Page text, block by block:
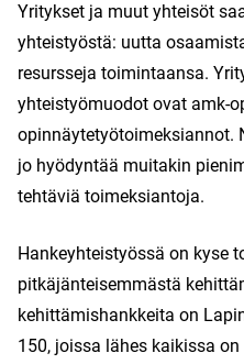
Yritykset ja muut yhteisöt
yhteistyöstä: uutta
resursseja toimintaansa.
yhteistyömuodot ovat amk-
opinnäytetyötoimeksiannot.
jo hyödyntää muitakin
tehtäviä toimeksiantoja.
Hankeyhteistyössä on kyse
pitkäjänteisemmästä
kehittämishankkeita on
150, joissa lähes kaikissa